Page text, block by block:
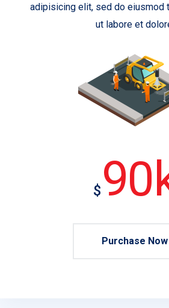
adipisicing elit, sed do eiusmod
ut labore et
$
Purchase Now